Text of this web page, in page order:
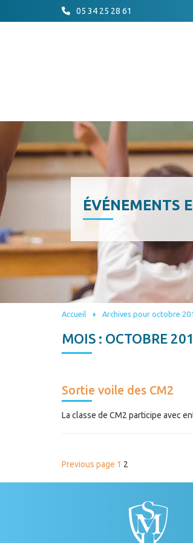
05 34 25 28 61
ÉVÉNEMENTS
Accueil Archives pour octobre
MOIS : OCTOBRE
Sortie voile des CM2
La classe de CM2 participe avec
PAGINATION
DES
Previous page Page
1 Page
2